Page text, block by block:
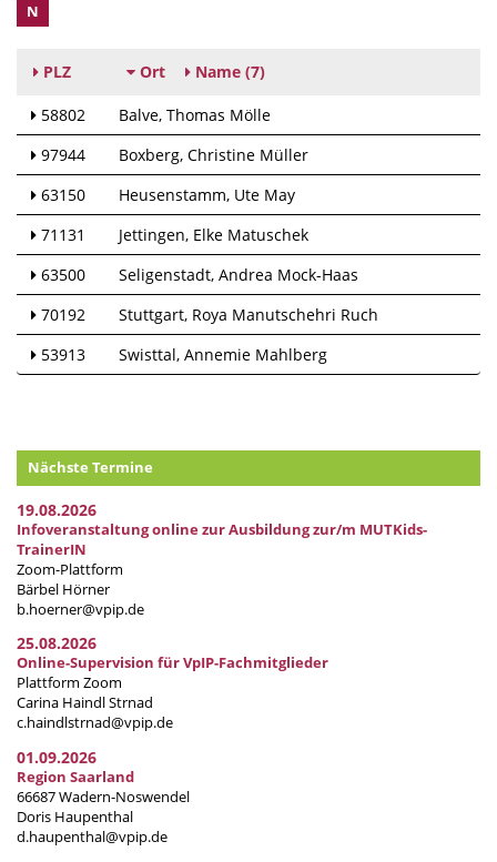
N
PLZ Ort Name (7)
58802 Balve Thomas Mölle
97944
Boxberg Christine Müller
63150
Heusenstamm Ute May
71131
Jettingen Elke Matuschek
63500
Seligenstadt Andrea Mock-Haas
70192
Stuttgart Roya Manutschehri Ruch
53913
Swisttal Annemie Mahlberg
Nächste Termine
19.08.2026
Infoveranstaltung online zur Ausbildung zur/m MUTKids-
TrainerIN
Zoom-Plattform
Bärbel Hörner
b.hoerner@vpip.de
25.08.2026
Online-Supervision für VpIP-Fachmitglieder
Plattform Zoom
Carina Haindl Strnad
c.haindlstrnad@vpip.de
01.09.2026
Region Saarland
66687 Wadern-Noswendel
Doris Haupenthal
d.haupenthal@vpip.de